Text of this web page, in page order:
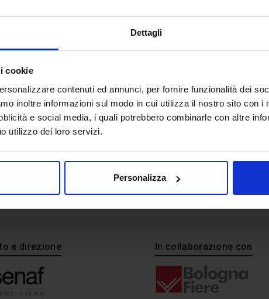
Dettagli
cookie
contenuti ed annunci, per fornire funzionalità dei
inoltre informazioni sul modo in cui utilizza il nostro sito con i
e social media, i quali potrebbero combinarle con altre
utilizzo dei loro servizi.
Personalizza
P1400667
e direzione In collaborazione con